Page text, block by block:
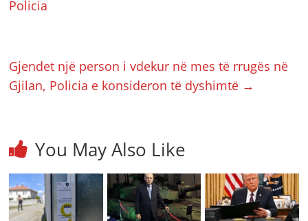
Policia
Gjendet një person i vdekur në mes të rrugës në
Gjilan, Policia e konsideron të dyshimtë →
You May Also Like